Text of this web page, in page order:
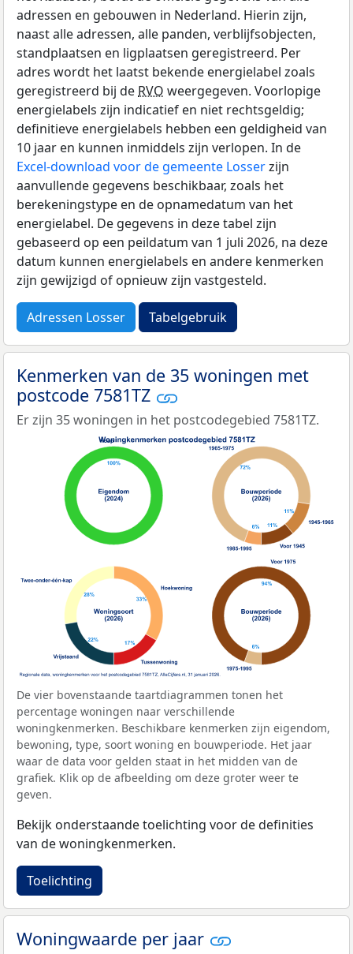
adressen en gebouwen in Nederland. Hierin zijn,
naast alle adressen, alle panden, verblijfsobjecten,
standplaatsen en ligplaatsen geregistreerd. Per
adres wordt het laatst bekende energielabel zoals
geregistreerd bij de RVO weergegeven. Voorlopige
energielabels zijn indicatief en niet rechtsgeldig;
definitieve energielabels hebben een geldigheid van
10 jaar en kunnen inmiddels zijn verlopen. In de
Excel-download voor de gemeente Losserzijn
aanvullende gegevens beschikbaar, zoals het
berekeningstype en de opnamedatum van het
energielabel. De gegevens in deze tabel zijn
gebaseerd op een peildatum van 1 juli 2026, na deze
datum kunnen energielabels en andere kenmerken
zijn gewijzigd of opnieuw zijn vastgesteld.
Adressen Losser Tabelgebruik
Kenmerken van de 35 woningen met
postcode 7581TZ
Er zijn 35 woningen in het postcodegebied 7581TZ.
De vier bovenstaande taartdiagrammen tonen het
percentage woningen naar verschillende
woningkenmerken. Beschikbare kenmerken zijn eigendom,
bewoning, type, soort woning en bouwperiode. Het jaar
waar de data voor gelden staat in het midden van de
grafiek. Klik op de afbeelding om deze groter weer te
geven.
Bekijk onderstaande toelichting voor de definities
van de woningkenmerken.
Toelichting
Woningwaarde per jaar